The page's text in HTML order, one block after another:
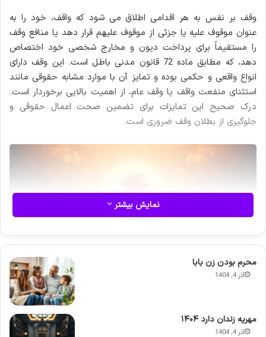
وقف بر نفس به هر اقدامی اطلاق می شود که واقف، خود را به
عنوان موقوف علیه یا جزئی از موقوف علیهم قرار دهد یا منافع وقف
را مستقیماً برای پرداخت دیون و مخارج شخصی خود اختصاص
دهد، که مطابق ماده 72 قانون مدنی باطل است. این وقف دارای
انواع واقعی و حکمی بوده و تمایز آن با موارد مشابه حقوقی مانند
استثنای منفعت واقف یا وقف عام، از اهمیت بالایی برخوردار است.
درک صحیح این تمایزات برای تضمین صحت اعمال حقوقی و
جلوگیری از بطلان وقف ضروری است.
نمایش بیشتر
محرم بودن زن بابا
آذر 4, 1404
مهریه زندان دارد ۱۴۰۴
آذر 4, 1404